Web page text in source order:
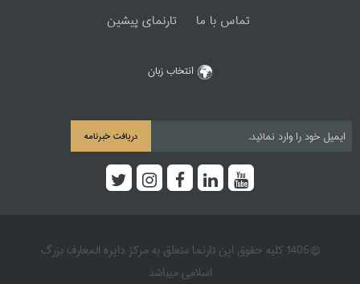
تماس با ما
تارنمای پیشین
انتخاب زبان
دریافت خبرنامه
© 1405 کلیه حقوق این تارنما متعلق به مرکز دایره المعارف بزرگ
اسلامی میباشد